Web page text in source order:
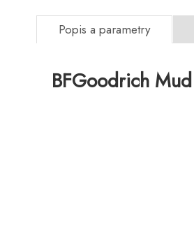
Popis a parametry
BFGoodrich